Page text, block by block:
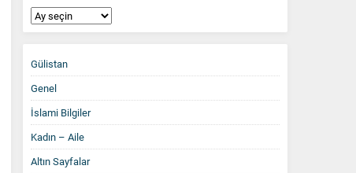
Gülistan
Arşiv
Gülistan
Genel
İslami Bilgiler
Kadın – Aile
Altın Sayfalar